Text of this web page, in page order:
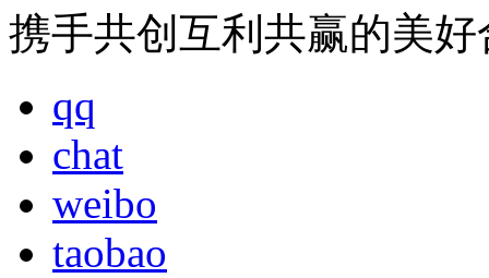
携手共创互利共赢的美好
qq
chat
weibo
taobao